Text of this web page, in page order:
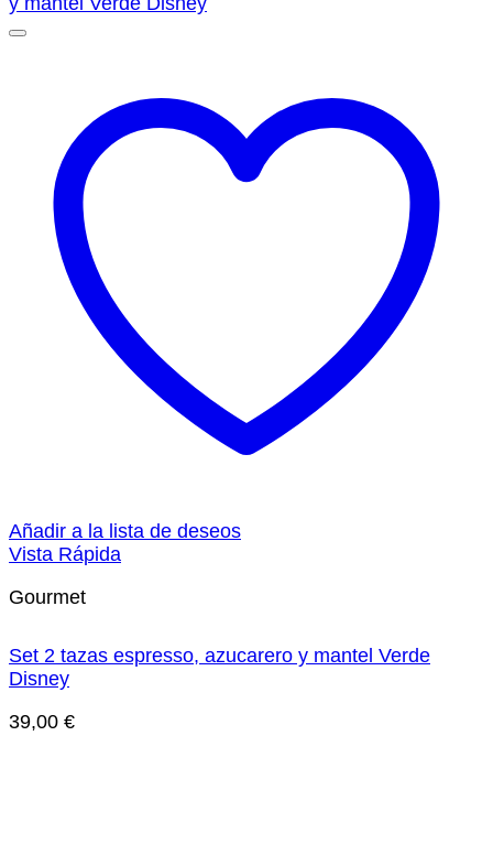
Añadir a la lista de deseos
Vista Rápida
Gourmet
Set 2 tazas espresso, azucarero y mantel Verde
Disney
39,00 €